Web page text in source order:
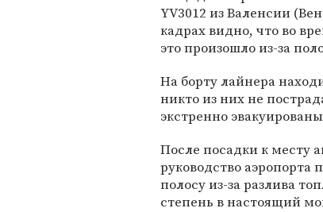
YV3012 из Валенсии
кадрах видно, что во
это произошло из-за
На борту лайнера
никто из них не
экстренно
После посадки к месту
руководство
полосу из-за разлива
степень в настоящий